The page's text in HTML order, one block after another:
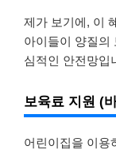
제가 보기에, 이
아이들이 양질의
심적인 안전망입
보육료 지원 (
어린이집을 이용